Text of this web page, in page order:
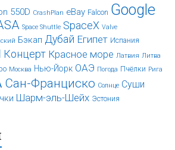
550D CrashPlan eBay Falcon Google
Space Shuttle SpaceX Valve
Бэкап Дубай Египет Испания
Концерт Красное море Латвия Литва
Москва Нью-Йорк ОАЭ Погода Пчёлки Рига
Сан-Франциско Солнце Суши
Шарм-эль-Шейх Эстония